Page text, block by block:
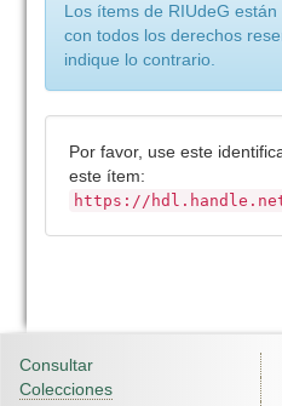
Los ítems de RIUdeG
con todos los derechos
indique lo contrario.
Por favor, use este
este ítem:
https://
Consultar
Colecciones